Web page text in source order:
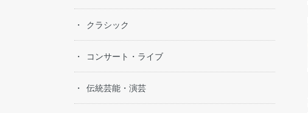
クラシック
コンサート・ライブ
伝統芸能・演芸